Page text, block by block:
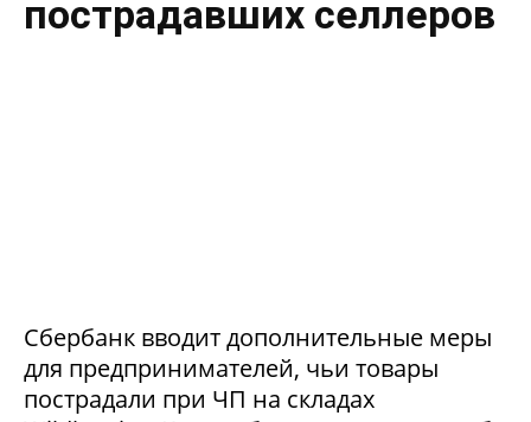
пострадавших селлеров
Сбербанк вводит дополнительные меры
для предпринимателей, чьи товары
пострадали при ЧП на складах